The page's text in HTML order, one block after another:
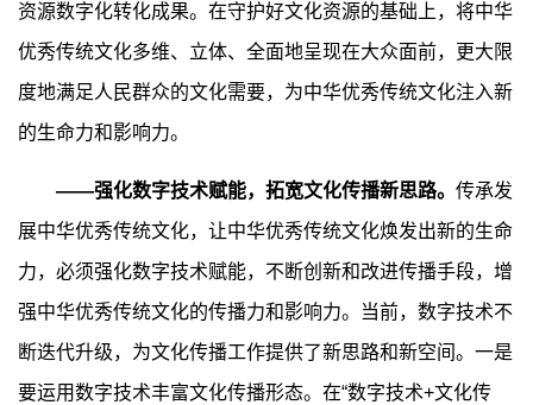
资源数字化转化成果。在守护好文化资源的基础上，将中华
优秀传统文化多维、立体、全面地呈现在大众面前，更大限
度地满足人民群众的文化需要，为中华优秀传统文化注入新
的生命力和影响力。
——强化数字技术赋能，拓宽文化传播新思路。 传承发
展中华优秀传统文化，让中华优秀传统文化焕发出新的生命
力，必须强化数字技术赋能，不断创新和改进传播手段，增
强中华优秀传统文化的传播力和影响力。当前，数字技术不
断迭代升级，为文化传播工作提供了新思路和新空间。一是
要运用数字技术丰富文化传播形态。在“数字技术+文化传